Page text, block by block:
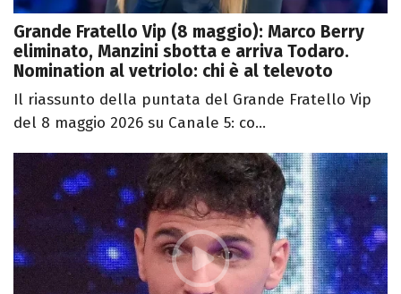
Grande Fratello Vip (8 maggio): Marco Berry
eliminato, Manzini sbotta e arriva Todaro.
Nomination al vetriolo: chi è al televoto
Il riassunto della puntata del Grande Fratello Vip
del 8 maggio 2026 su Canale 5: co...